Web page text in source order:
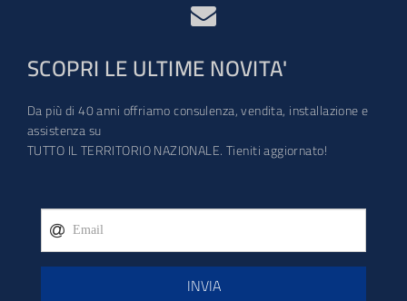
SCOPRI LE ULTIME NOVITA'
Da più di 40 anni offriamo consulenza, vendita, installazione e
assistenza su
TUTTO IL TERRITORIO NAZIONALE. Tieniti aggiornato!
INVIA